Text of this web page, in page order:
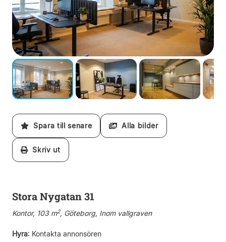
Spara till senare Alla bilder
Skriv ut
Stora Nygatan 31
Kontor, 103 m2, Göteborg, Inom vallgraven
Hyra: Kontakta annonsören